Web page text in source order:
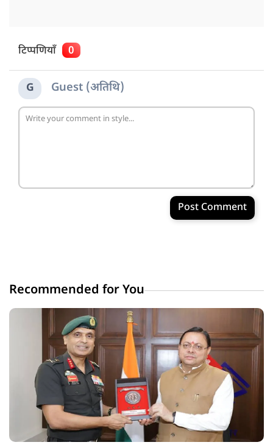
टिप्पणियाँ 0
G Guest (अतिथि)
Post Comment
Recommended for You